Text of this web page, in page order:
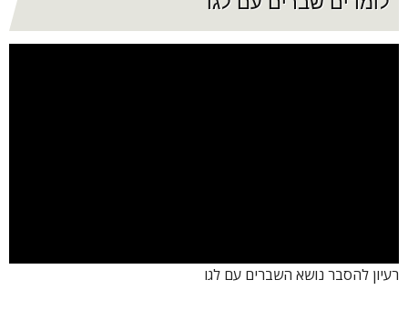
להסבר נושא השברים עם לגו